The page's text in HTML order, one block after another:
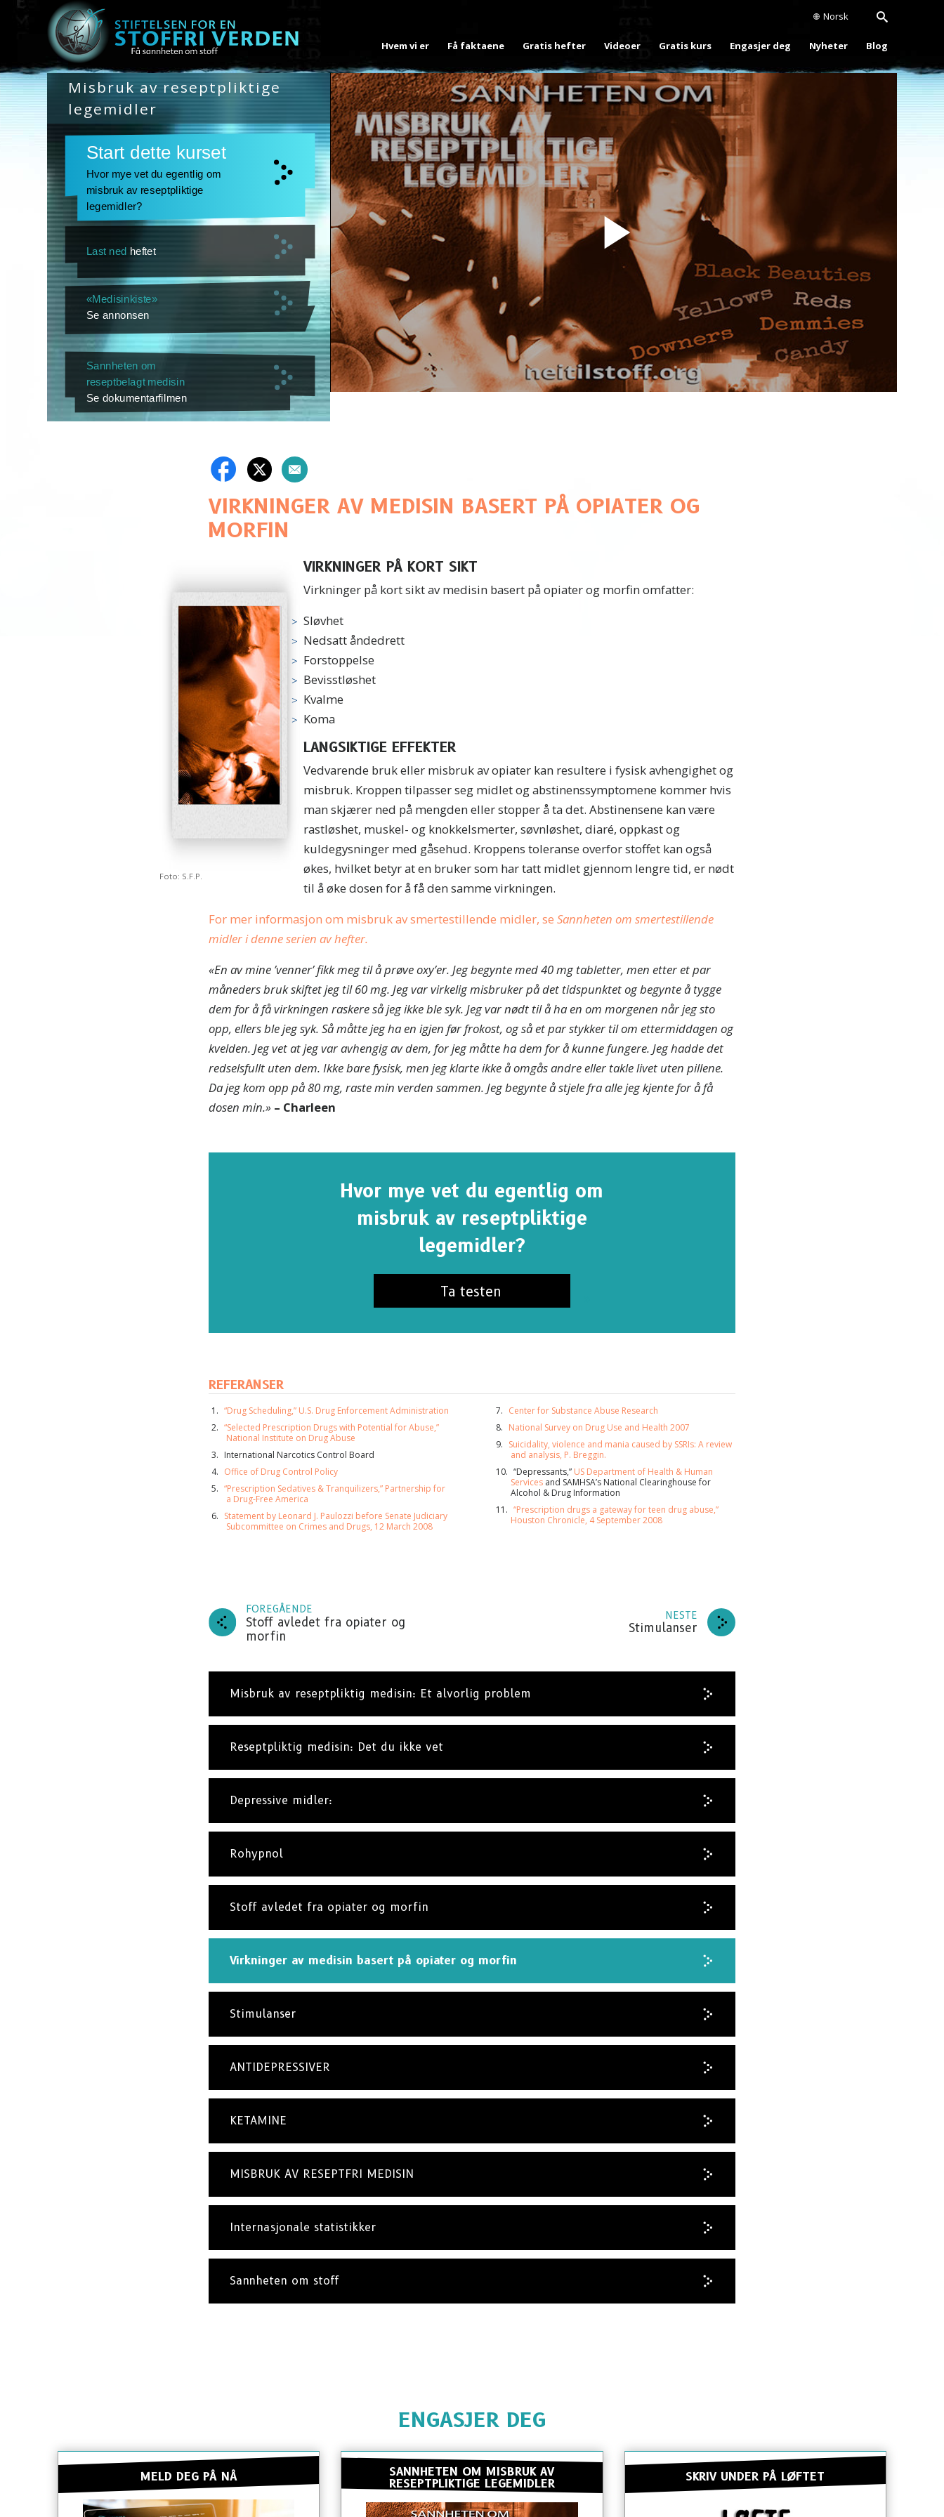
Norsk
Hvem vi er Få faktaene Gratis hefter Videoer Gratis kurs Engasjer deg Nyheter Blog
Play
Video
Misbruk av reseptpliktige
legemidler
Start dette kurset
Hvor mye vet du egentlig om
misbruk av reseptpliktige
legemidler?
Last ned heftet
«Medisinkiste»
Se annonsen
Sannheten om
reseptbelagt medisin
Se dokumentarfilmen
VIRKNINGER AV MEDISIN BASERT PÅ OPIATER OG
MORFIN
Foto: S.F.P.
VIRKNINGER PÅ KORT SIKT
Virkninger på kort sikt av medisin basert på opiater og morfin omfatter:
Sløvhet
Nedsatt åndedrett
Forstoppelse
Bevisstløshet
Kvalme
Koma
LANGSIKTIGE EFFEKTER
Vedvarende bruk eller misbruk av opiater kan resultere i fysisk avhengighet og
misbruk. Kroppen tilpasser seg midlet og abstinenssymptomene kommer hvis
man skjærer ned på mengden eller stopper å ta det. Abstinensene kan være
rastløshet, muskel- og knokkelsmerter, søvnløshet, diaré, oppkast og
kuldegysninger med gåsehud. Kroppens toleranse overfor stoffet kan også
økes, hvilket betyr at en bruker som har tatt midlet gjennom lengre tid, er nødt
til å øke dosen for å få den samme virkningen.
For mer informasjon om misbruk av smertestillende midler, se Sannheten om smertestillende
midler i denne serien av hefter.
«En av mine ’venner’ fikk meg til å prøve oxy’er. Jeg begynte med 40 mg tabletter, men etter et par
måneders bruk skiftet jeg til 60 mg. Jeg var virkelig misbruker på det tidspunktet og begynte å tygge
dem for å få virkningen raskere så jeg ikke ble syk. Jeg var nødt til å ha en om morgenen når jeg sto
opp, ellers ble jeg syk. Så måtte jeg ha en igjen før frokost, og så et par stykker til om ettermiddagen og
kvelden. Jeg vet at jeg var avhengig av dem, for jeg måtte ha dem for å kunne fungere. Jeg hadde det
redselsfullt uten dem. Ikke bare fysisk, men jeg klarte ikke å omgås andre eller takle livet uten pillene.
Da jeg kom opp på 80 mg, raste min verden sammen. Jeg begynte å stjele fra alle jeg kjente for å få
dosen min.» – Charleen
Hvor mye vet du egentlig om
misbruk av reseptpliktige
legemidler?
Ta testen
REFERANSER
“Drug Scheduling,” U.S. Drug Enforcement Administration
“Selected Prescription Drugs with Potential for Abuse,”
National Institute on Drug Abuse
International Narcotics Control Board
Office of Drug Control Policy
“Prescription Sedatives & Tranquilizers,” Partnership for
a Drug-Free America
Statement by Leonard J. Paulozzi before Senate Judiciary
Subcommittee on Crimes and Drugs, 12 March 2008
Center for Substance Abuse Research
National Survey on Drug Use and Health 2007
Suicidality, violence and mania caused by SSRIs: A review
and analysis, P. Breggin.
“Depressants,” US Department of Health & Human
Servicesand SAMHSA’s National Clearinghouse for
Alcohol & Drug Information
“Prescription drugs a gateway for teen drug abuse,”
Houston Chronicle, 4 September 2008
FOREGÅENDE
Stoff avledet fra opiater og
morfin
NESTE
Stimulanser
Misbruk av reseptpliktig medisin: Et alvorlig problem
Reseptpliktig medisin: Det du ikke vet
Depressive midler:
Rohypnol
Stoff avledet fra opiater og morfin
Virkninger av medisin basert på opiater og morfin
Stimulanser
ANTIDEPRESSIVER
KETAMINE
MISBRUK AV RESEPTFRI MEDISIN
Internasjonale statistikker
Sannheten om stoff
ENGASJER DEG
MELD DEG PÅ NÅ
SANNHETEN OM MISBRUK AV
RESEPTPLIKTIGE LEGEMIDLER
SKRIV UNDER PÅ LØFTET
ABONNER PÅ OPPDATERINGER OG MÅTER Å HJELPE PÅ
Abonner påSannheten om stoff-nyheter og få våre siste nyheter og